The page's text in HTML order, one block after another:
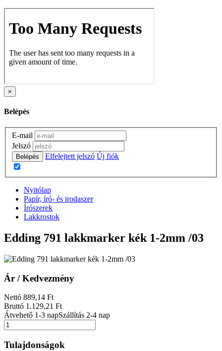
×
Belépés
E-mail
Jelszó
Belépés Elfelejtett jelszó Új fiók
Nyitólap
Papír, író- és irodaszer
Írószerek
Lakkrostok
Edding 791 lakkmarker kék 1-2mm /03
Ár / Kedvezmény
Nettó 889,14 Ft
Bruttó 1.129,21 Ft
Átvehető 1-3 napSzállítás 2-4 nap
Tulajdonságok